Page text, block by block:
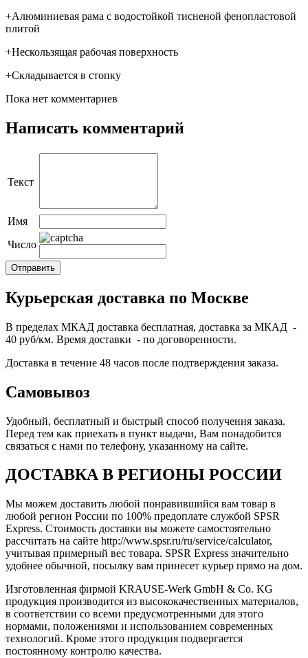
+Алюминиевая рама с водостойкой тисненой фенопластовой
плитой
+Нескользящая рабочая поверхность
+Складывается в стопку
Пока нет комментариев
Написать комментарий
Текст
Имя
Число
Курьерская доставка по Москве
В пределах МКАД доставка бесплатная, доставка за МКАД -
40 руб/км. Время доставки - по договоренности.
Доставка в течение 48 часов после подтверждения заказа.
Самовывоз
Удобный, бесплатный и быстрый способ получения заказа.
Перед тем как приехать в пункт выдачи, Вам понадобится
связаться с нами по телефону, указанному на сайте.
ДОСТАВКА В РЕГИОНЫ РОССИИ
Мы можем доставить любой понравившийся вам товар в
любой регион России по 100% предоплате службой SPSR
Express. Стоимость доставки вы можете самостоятельно
рассчитать на сайте http://www.spsr.ru/ru/service/calculator,
учитывая примерный вес товара. SPSR Express значительно
удобнее обычной, посылку вам принесет курьер прямо на дом.
Изготовленная фирмой KRAUSE-Werk GmbH & Со. KG
продукция производится из высококачественных материалов,
в соответствии со всеми предусмотренными для этого
нормами, положениями и использованием современных
технологий. Кроме этого продукция подвергается
постоянному контролю качества.